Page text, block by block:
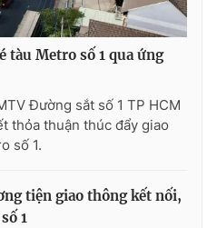
tàu Metro số 1 qua ứng
Đường sắt số 1 TP HCM
thỏa thuận thúc đẩy giao
số 1.
tiện giao thông kết nối,
1